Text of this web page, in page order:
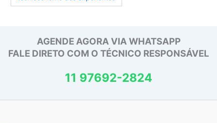
AGENDE AGORA VIA WHATSAPP
FALE DIRETO COM O TÉCNICO RESPONSÁVEL
11 97692-2824